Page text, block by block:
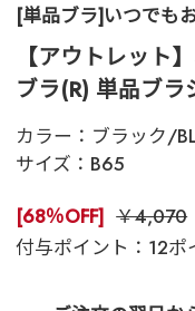
[単品ブラ]いつでも
【アウトレット
ブラ(R) 単品ブラ
カラー： ブラック/
サイズ： B65
[68％OFF] ￥4,070
付与ポイント：12ポ